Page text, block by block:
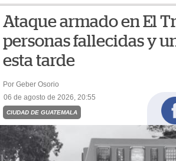
Ataque armado en El
personas fallecidas y
esta tarde
Por Geber Osorio
06 de agosto de 2026, 20:55
CIUDAD DE GUATEMALA